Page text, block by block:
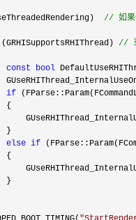
// 如
(GRHISupportsRHIThread) //
const
bool
if
{
}
else if
{
}